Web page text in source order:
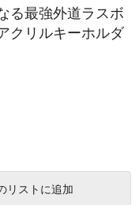
る最強外道ラスボ
クリルキーホルダ
リストに追加